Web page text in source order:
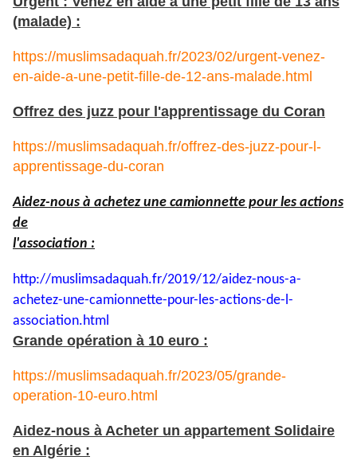
(malade) :
https://muslimsadaquah.fr/2023/02/urgent-venez-
en-aide-a-une-petit-fille-de-12-ans-malade.html
Offrez des juzz pour l'apprentissage du Coran
https://muslimsadaquah.fr/offrez-des-juzz-pour-l-
apprentissage-du-coran
Aidez-nous à achetez une camionnette pour les actions
de
l'association :
http://muslimsadaquah.fr/2019/12/aidez-nous-a-
achetez-une-camionnette-pour-les-actions-de-l-
association.html
Grande opération à 10 euro :
https://muslimsadaquah.fr/2023/05/grande-
operation-10-euro.html
Aidez-nous à Acheter un appartement Solidaire
en Algérie :